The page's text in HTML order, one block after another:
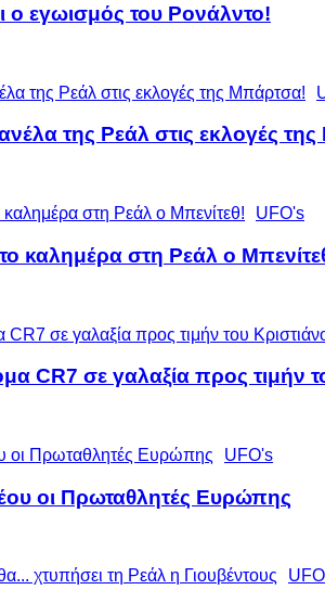
εγωισμός του Ρονάλντο!
της Ρεάλ στις εκλογές
UFO's
καλημέρα στη Ρεάλ ο
CR7 σε γαλαξία προς τιμήν
UFO's
οι Πρωταθλητές Ευρώπης